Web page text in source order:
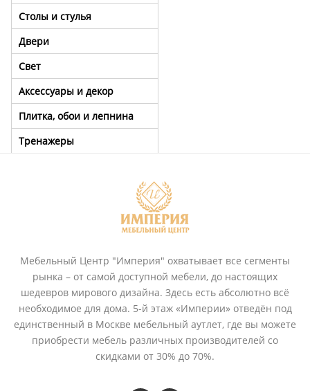
Столы и стулья
Двери
Свет
Аксессуары и декор
Плитка, обои и лепнина
Тренажеры
Мебельный Центр "Империя" охватывает все сегменты
рынка – от самой доступной мебели, до настоящих
шедевров мирового дизайна. Здесь есть абсолютно всё
необходимое для дома. 5-й этаж «Империи» отведён под
единственный в Москве мебельный аутлет, где вы можете
приобрести мебель различных производителей со
скидками от 30% до 70%.